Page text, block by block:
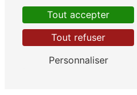
Combien font sept plus deux
Tout accepter
Tout refuser
Personnaliser